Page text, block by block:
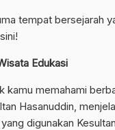
tempat bersejarah
Edukasi
kamu memahami
Hasanuddin,
digunakan